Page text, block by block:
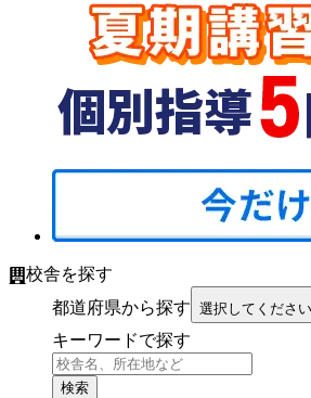
校舎を探す
都道府県から探す 選択してください
キーワードで探す
検索